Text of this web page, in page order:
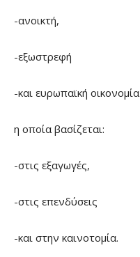
-ανοικτή,
-εξωστρεφή
-και ευρωπαϊκή οικονομία
η οποία βασίζεται:
-στις εξαγωγές,
-στις επενδύσεις
-και στην καινοτομία.